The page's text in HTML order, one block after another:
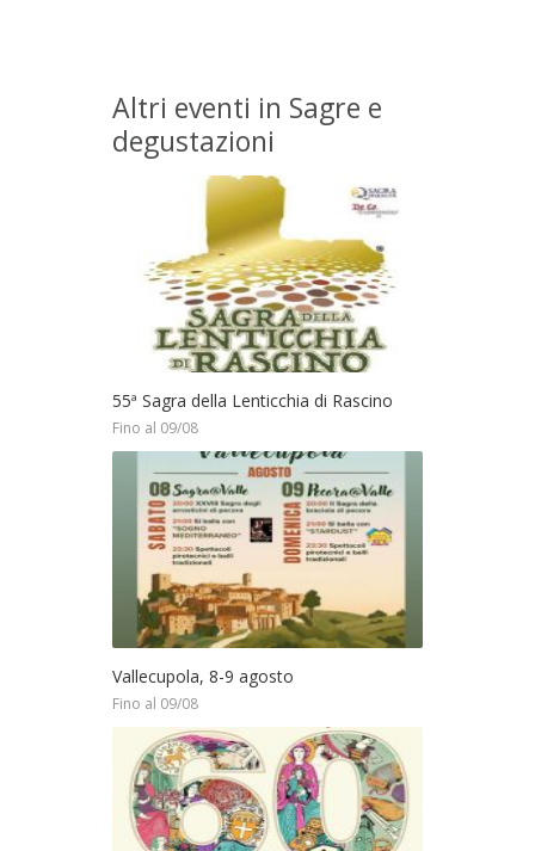
Altri eventi in Sagre e
degustazioni
55ª Sagra della Lenticchia di Rascino
Fino al 09/08
Vallecupola, 8-9 agosto
Fino al 09/08